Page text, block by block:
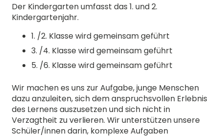
Der Kindergarten umfasst das 1. und 2.
Kindergartenjahr.
1. /2. Klasse wird gemeinsam geführt
3. /4. Klasse wird gemeinsam geführt
5. /6. Klasse wird gemeinsam geführt
Wir machen es uns zur Aufgabe, junge Menschen
dazu anzuleiten, sich dem anspruchsvollen Erlebnis
des Lernens auszusetzen und sich nicht in
Verzagtheit zu verlieren. Wir unterstützen unsere
Schüler/innen darin, komplexe Aufgaben